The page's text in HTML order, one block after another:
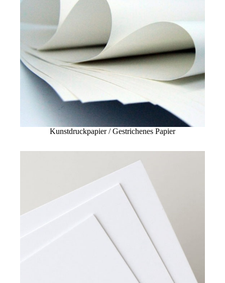
Kunstdruckpapier / Gestrichenes Papier